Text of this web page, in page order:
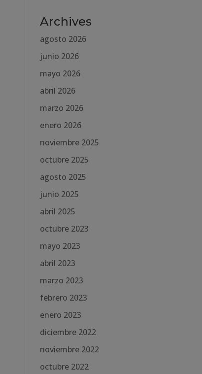
Archives
agosto 2026
junio 2026
mayo 2026
abril 2026
marzo 2026
enero 2026
noviembre 2025
octubre 2025
agosto 2025
junio 2025
abril 2025
octubre 2023
mayo 2023
abril 2023
marzo 2023
febrero 2023
enero 2023
diciembre 2022
noviembre 2022
octubre 2022